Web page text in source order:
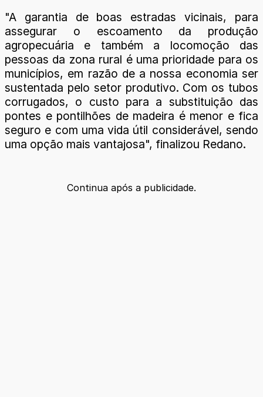
"A garantia de boas estradas vicinais, para
assegurar o escoamento da produção
agropecuária e também a locomoção das
pessoas da zona rural é uma prioridade para os
municípios, em razão de a nossa economia ser
sustentada pelo setor produtivo. Com os tubos
corrugados, o custo para a substituição das
pontes e pontilhões de madeira é menor e fica
seguro e com uma vida útil considerável, sendo
uma opção mais vantajosa", finalizou Redano.
Continua após a publicidade.